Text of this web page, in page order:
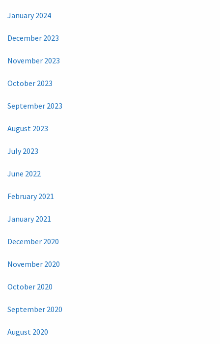
January 2024
December 2023
November 2023
October 2023
September 2023
August 2023
July 2023
June 2022
February 2021
January 2021
December 2020
November 2020
October 2020
September 2020
August 2020